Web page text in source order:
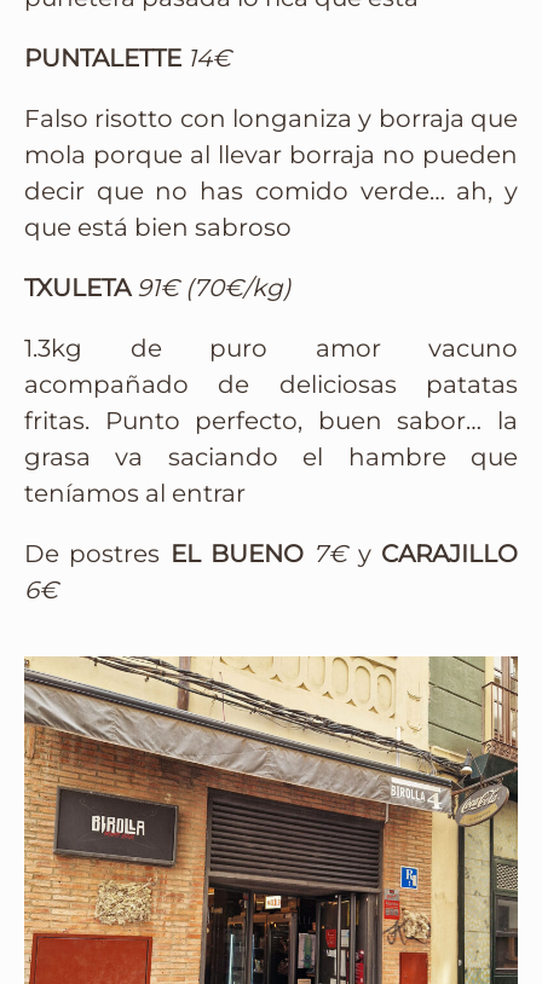
PUNTALETTE 14€
Falso risotto con longaniza y borraja que
mola porque al llevar borraja no pueden
decir que no has comido verde… ah, y
que está bien sabroso
TXULETA 91€ (70€/kg)
1.3kg de puro amor vacuno
acompañado de deliciosas patatas
fritas. Punto perfecto, buen sabor… la
grasa va saciando el hambre que
teníamos al entrar
De postres EL BUENO 7€y CARAJILLO
6€